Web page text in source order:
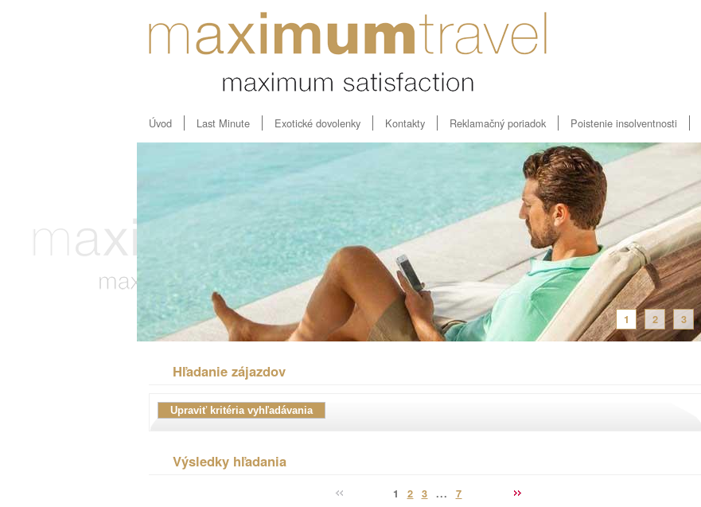
Úvod Last Minute Exotické dovolenky Kontakty Reklamačný poriadok Poistenie insolventnosti
1 2 3
Hľadanie zájazdov
Výsledky hľadania
1 2 3 ... 7